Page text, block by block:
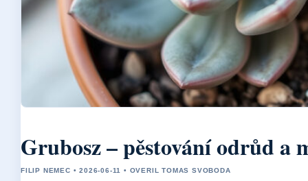
Grubosz – pěstování odrůd a
FILIP NEMEC • 2026-06-11 • OVERIL TOMAS SVOBODA